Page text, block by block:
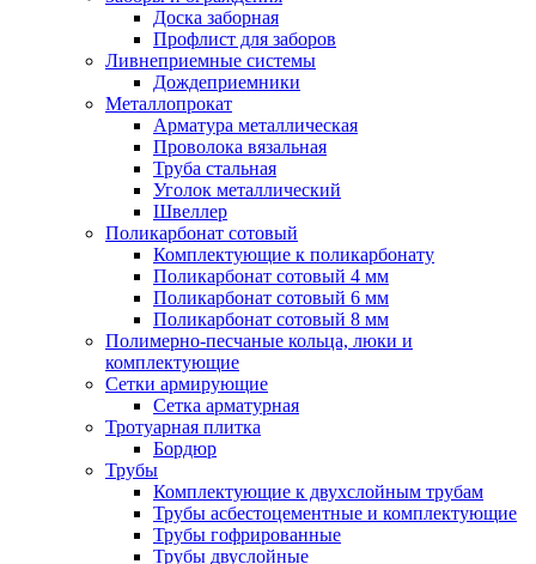
Доска заборная
Профлист для заборов
Ливнеприемные системы
Дождеприемники
Металлопрокат
Арматура металлическая
Проволока вязальная
Труба стальная
Уголок металлический
Швеллер
Поликарбонат сотовый
Комплектующие к поликарбонату
Поликарбонат сотовый 4 мм
Поликарбонат сотовый 6 мм
Поликарбонат сотовый 8 мм
Полимерно-песчаные кольца, люки и
комплектующие
Сетки армирующие
Сетка арматурная
Тротуарная плитка
Бордюр
Трубы
Комплектующие к двухслойным трубам
Трубы асбестоцементные и комплектующие
Трубы гофрированные
Трубы двуслойные